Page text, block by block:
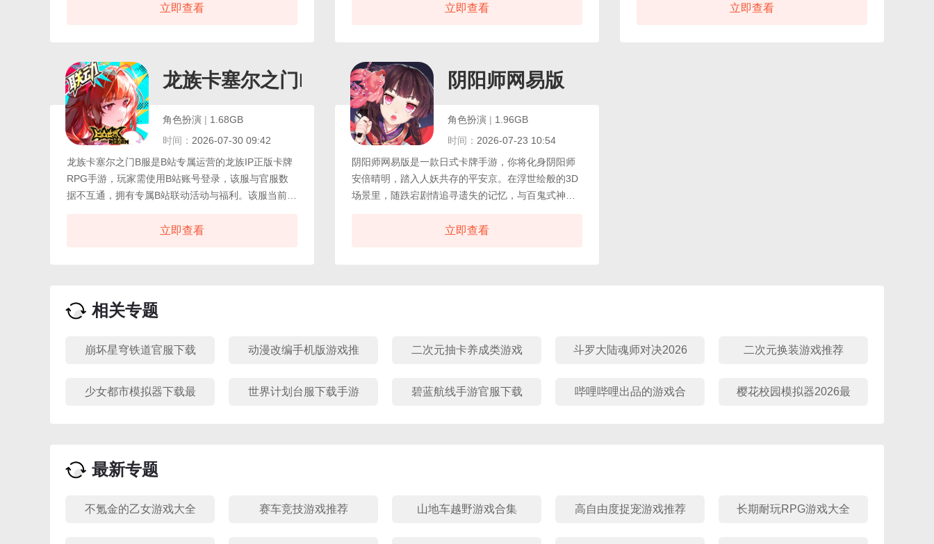
融合了科幻背景与幻想元素，通过精美的Live2D立绘
致力于提供轻松的养成体验，通过友好的福利与较低
的抽卡门槛，让玩家能更专注于角色收集、阵容搭配
与剧情探索。
立即查看
腻情感饱满，为玩家呈现了一段段扣人心弦的冒险篇
决，提升了策略深度与战术变化空间。炽焰天穹B服玩
家直接使用B站账号一键登录，省去繁琐注册流程快速
进入游戏，体验场景卡牌的乐趣。
立即查看
四方，游戏内设计了丰富多样的角色阵容，每一名舰
立即查看
龙族卡塞尔之门B服
角色扮演 | 1.68GB
时间： 2026-07-30 09:42
龙族卡塞尔之门B服是B站专属运营的龙族IP正版卡牌
RPG手游，玩家需使用B站账号登录，该服与官服数
据不互通，拥有专属B站联动活动与福利。该服当前同
等新角色，同时保持独立的服务器生态与玩家社区。
羁绊激活构建多元战力体系。龙族卡塞尔之门 B 服采
整前中后排布局，搭配炼金武器与七宗罪装备，打造
玩家能在策略搭配中体验屠龙冒险的热血与激情。
立即查看
阴阳师网易版
角色扮演 | 1.96GB
时间： 2026-07-23 10:54
阴阳师网易版是一款日式卡牌手游，你将化身阴阳师
安倍晴明，踏入人妖共存的平安京。在浮世绘般的3D
场景里，随跌宕剧情追寻遗失的记忆，与百鬼式神缔
界的妖奇之旅。你可从卡牌中遴选式神，通过觉醒、
立即查看
相关专题
崩坏星穹铁道官服下载 动漫改编手机版游戏推 二次元抽卡养成类游戏 斗罗大陆魂师对决2026 二次元换装游戏推荐
少女都市模拟器下载最 世界计划台服下载手游 碧蓝航线手游官服下载 哔哩哔哩出品的游戏合 樱花校园模拟器2026最
最新专题
不氪金的乙女游戏大全 赛车竞技游戏推荐 山地车越野游戏合集 高自由度捉宠游戏推荐 长期耐玩RPG游戏大全